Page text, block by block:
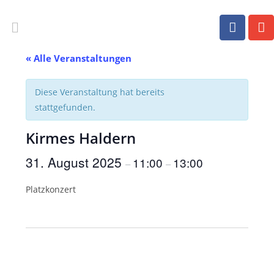
« Alle Veranstaltungen
Diese Veranstaltung hat bereits
stattgefunden.
Kirmes Haldern
31. August 2025– 11:00– 13:00
Platzkonzert